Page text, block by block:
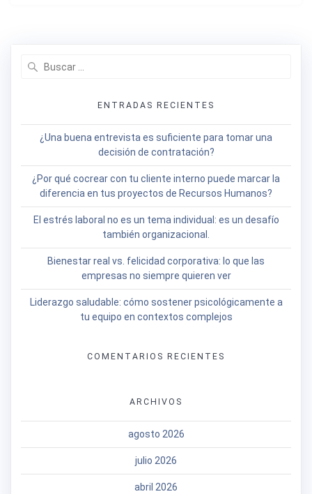
ENTRADAS RECIENTES
¿Una buena entrevista es suficiente para tomar una
decisión de contratación?
¿Por qué cocrear con tu cliente interno puede marcar la
diferencia en tus proyectos de Recursos Humanos?
El estrés laboral no es un tema individual: es un desafío
también organizacional.
Bienestar real vs. felicidad corporativa: lo que las
empresas no siempre quieren ver
Liderazgo saludable: cómo sostener psicológicamente a
tu equipo en contextos complejos
COMENTARIOS RECIENTES
ARCHIVOS
agosto 2026
julio 2026
abril 2026